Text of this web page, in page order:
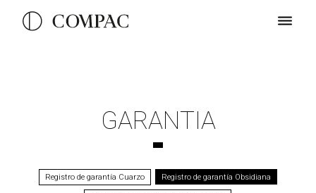
GARANTIA
Registro de garantía Cuarzo Registro de garantía Obsidiana